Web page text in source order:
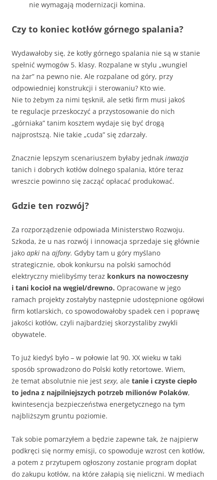
nie wymagają modernizacji komina.
Czy to koniec kotłów górnego spalania?
Wydawałoby się, że kotły górnego spalania nie są w stanie
spełnić wymogów 5. klasy. Rozpalane w stylu „wungiel
na żar” na pewno nie. Ale rozpalane od góry, przy
odpowiedniej konstrukcji i sterowaniu? Kto wie.
Nie to żebym za nimi tęsknił, ale setki firm musi jakoś
te regulacje przeskoczyć a przystosowanie do nich
„górniaka” tanim kosztem wydaje się być drogą
najprostszą. Nie takie „cuda” się zdarzały.
Znacznie lepszym scenariuszem byłaby jednak inwazja
tanich i dobrych kotłów dolnego spalania, które teraz
wreszcie powinno się zacząć opłacać produkować.
Gdzie ten rozwój?
Za rozporządzenie odpowiada Ministerstwo Rozwoju.
Szkoda, że u nas rozwój i innowacja sprzedaje się głównie
jako apki na ajfony. Gdyby tam u góry myślano
strategicznie, obok konkursu na polski samochód
elektryczny mielibyśmy teraz konkurs na nowoczesny
i tani kocioł na węgiel/drewno. Opracowane w jego
ramach projekty zostałyby następnie udostępnione ogółowi
firm kotlarskich, co spowodowałoby spadek cen i poprawę
jakości kotłów, czyli najbardziej skorzystaliby zwykli
obywatele.
To już kiedyś było – w połowie lat 90. XX wieku w taki
sposób sprowadzono do Polski kotły retortowe. Wiem,
że temat absolutnie nie jest sexy, ale tanie i czyste ciepło
to jedna z najpilniejszych potrzeb milionów Polaków,
kwintesencja bezpieczeństwa energetycznego na tym
najbliższym gruntu poziomie.
Tak sobie pomarzyłem a będzie zapewne tak, że najpierw
podkręci się normy emisji, co spowoduje wzrost cen kotłów,
a potem z przytupem ogłoszony zostanie program dopłat
do zakupu kotłów, na które załapią się nieliczni. W mediach